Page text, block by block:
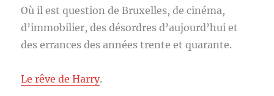
Où il est question de Bruxelles, de cinéma,
d’immobilier, des désordres d’aujourd’hui et
des errances des années trente et quarante.
Le rêve de Harry.